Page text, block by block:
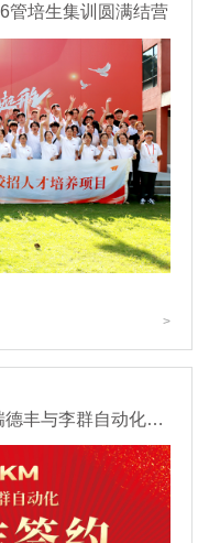
管培生集训圆满结营
>
亿元战略携手 赋能智制升级｜瑞德丰与李群自动化达成深度战略合作